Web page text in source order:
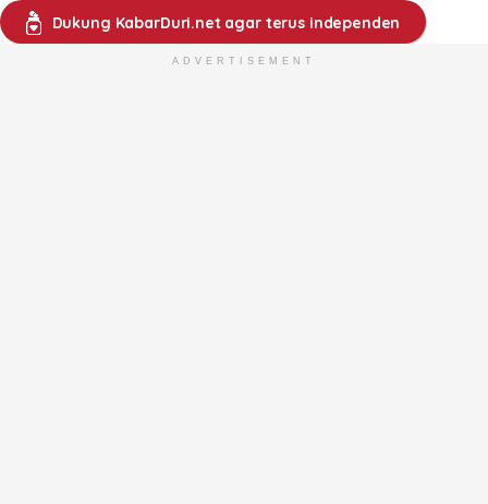
Dukung KabarDuri.net agar terus independen
ADVERTISEMENT